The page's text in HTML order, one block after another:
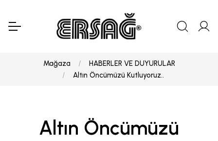
Mağaza
HABERLER VE DUYURULAR
Altın Öncümüzü Kutluyoruz..
Altın Öncümüzü